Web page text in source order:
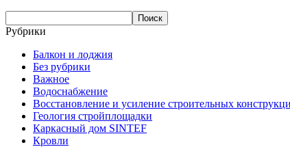
Рубрики
Балкон и лоджия
Без рубрики
Важное
Водоснабжение
Восстановление и усиление строительных
Геология стройплощадки
Каркасный дом SINTEF
Кровли